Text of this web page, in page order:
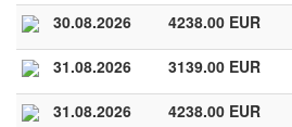
30.08.2026 4238.00 EUR
31.08.2026 3139.00 EUR
31.08.2026 4238.00 EUR